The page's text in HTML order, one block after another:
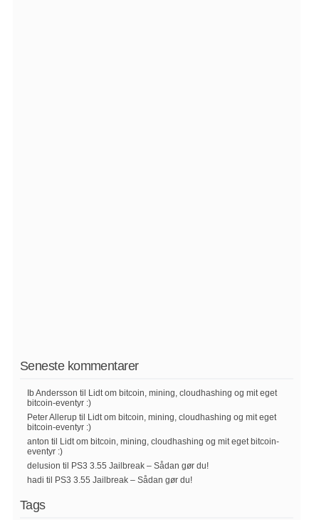
Seneste kommentarer
Ib Andersson til
Lidt om bitcoin, mining, cloudhashing og mit eget
bitcoin-eventyr :)
Peter Alleruptil
Lidt om bitcoin, mining, cloudhashing og mit eget
bitcoin-eventyr :)
anton til
Lidt om bitcoin, mining, cloudhashing og mit eget bitcoin-
eventyr :)
delusion til
PS3 3.55 Jailbreak – Sådan gør du!
hadi til PS3 3.55 Jailbreak – Sådan gør du!
Tags